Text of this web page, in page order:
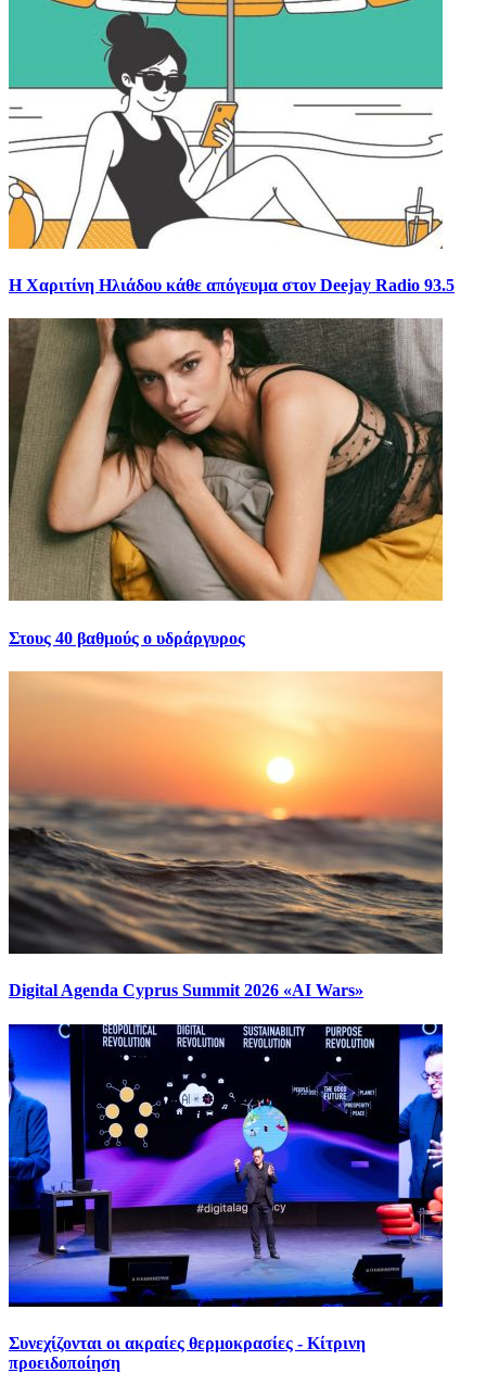
Η Χαριτίνη Ηλιάδου κάθε απόγευμα στον Deejay Radio 93.5
Στους 40 βαθμούς ο υδράργυρος
Digital Agenda Cyprus Summit 2026 «AI Wars»
Συνεχίζονται οι ακραίες θερμοκρασίες - Κίτρινη
προειδοποίηση